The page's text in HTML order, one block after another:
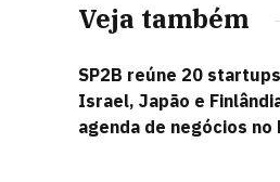
Veja também
SP2B reúne 20
Israel, Japão e
agenda de negócios no